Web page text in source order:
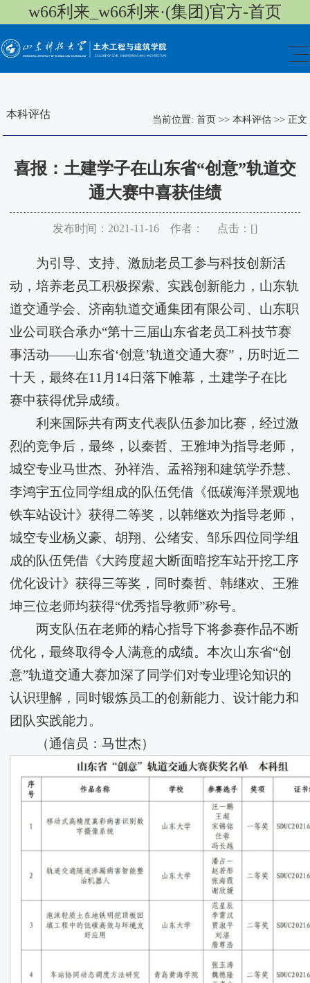
w66利来_w66利来·(集团)官方-首页
本科评估 当前位置: 首页 >> 本科评估>> 正文
喜报：土建学子在山东省“创意”轨道交
通大赛中喜获佳绩
发布时间：2021-11-16 作者： 点击：[]
为引导、支持、激励老员工参与科技创新活
动，培养老员工积极探索、实践创新能力，山东轨
道交通学会、济南轨道交通集团有限公司、山东职
业公司联合承办“第十三届山东省老员工科技节赛
事活动——山东省‘创意’轨道交通大赛”，历时近二
十天，最终在11月14日落下帷幕，土建学子在比
赛中获得优异成绩。
​利来国际共有两支代表队伍参加比赛，经过激
烈的竞争后，最终，以秦哲、王雅坤为指导老师，
城空专业马世杰、孙祥浩、孟裕翔和建筑学乔慧、
李鸿宇五位同学组成的队伍凭借《低碳海洋景观地
铁车站设计》获得二等奖，以韩继欢为指导老师，
城空专业杨义豪、胡翔、公绪安、邹乐四位同学组
成的队伍凭借《大跨度超大断面暗挖车站开挖工序
优化设计》获得三等奖，同时秦哲、韩继欢、王雅
坤三位老师均获得“优秀指导教师”称号。
两支队伍在老师的精心指导下将参赛作品不断
优化，最终取得令人满意的成绩。本次山东省“创
意”轨道交通大赛加深了同学们对专业理论知识的
认识理解，同时锻炼员工的创新能力、设计能力和
团队实践能力。
（通信员：马世杰）